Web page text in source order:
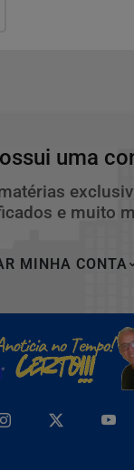
uma
e muito
MINHA CONTA